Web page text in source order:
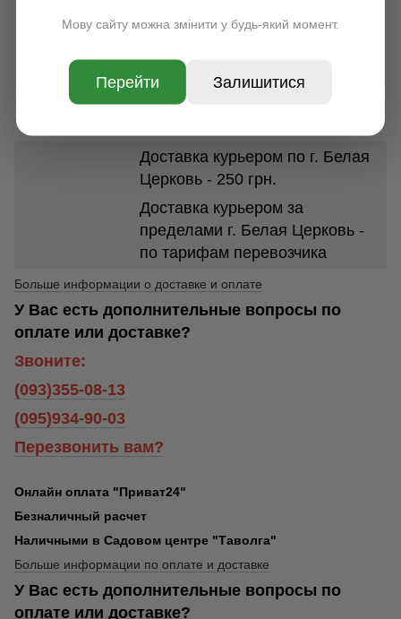
По всей Украине, срок
доставки 1-7 дней. Стоимость
доставки в зависимости от
размеров и веса посылки от 35
Доставка курьером по г. Белая
Церковь - 250 грн.
Доставка курьером за
пределами г. Белая Церковь -
по тарифам перевозчика
Больше информации о доставке и оплате
У Вас есть дополнительные вопросы по
оплате или доставке?
Звоните:
(093)355-08-13
(095)934-90-03
Перезвонить вам?
Онлайн оплата "Приват24"
Безналичный расчет
Наличными в Садовом центре "Таволга"
Больше информации по оплате и доставке
У Вас есть дополнительные вопросы по
оплате или доставке?
Мову сайту можна змінити у будь-який момент.
Перейти Залишитися